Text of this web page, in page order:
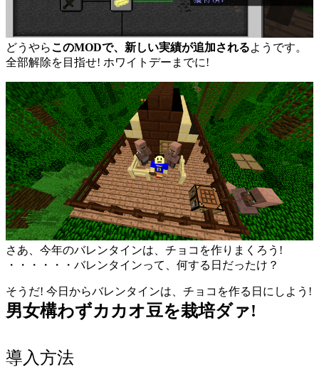
どうやらこのMODで、新しい実績が追加されるようです。
全部解除を目指せ! ホワイトデーまでに!
さあ、今年のバレンタインは、チョコを作りまくろう!
・・・・・・バレンタインって、何する日だったけ？
そうだ! 今日からバレンタインは、チョコを作る日にしよう!
男女構わずカカオ豆を栽培ダァ!
導入方法